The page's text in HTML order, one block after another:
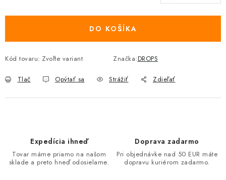
DO KOŠÍKA
Kód tovaru: Zvoľte variant Značka:DROPS
Tlač Opýtať sa Strážiť Zdieľať
Expedícia ihneď
Tovar máme priamo na našom
sklade a preto hneď odosielame.
Doprava zadarmo
Pri objednávke nad 50 EUR máte
dopravu kuriérom zadarmo.